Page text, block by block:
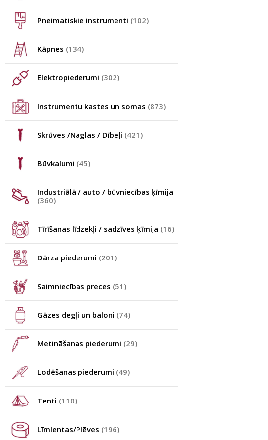
Pneimatiskie instrumenti (102)
Kāpnes (134)
Elektropiederumi (302)
Instrumentu kastes un somas (873)
Skrūves /Naglas / Dībeļi (421)
Būvkalumi (45)
Industriālā / auto / būvniecības ķīmija
(360)
Tīrīšanas līdzekļi / sadzīves ķīmija (16)
Dārza piederumi (201)
Saimniecības preces (51)
Gāzes degļi un baloni (74)
Metināšanas piederumi (29)
Lodēšanas piederumi (49)
Tenti (110)
Līmlentas/Plēves (196)